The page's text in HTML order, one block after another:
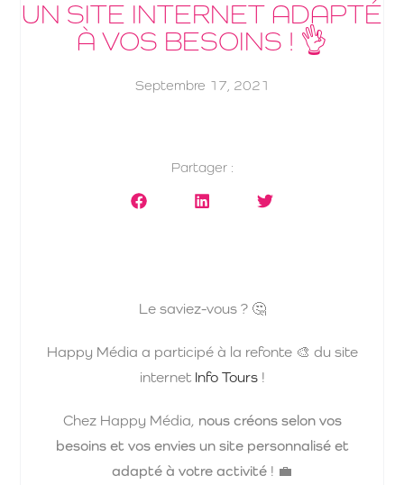
UN SITE INTERNET ADAPTÉ
À VOS BESOINS ! 👌
Septembre 17, 2021
Partager :
Le saviez-vous ? 🤔
Happy Média a participé à la refonte 🎨 du site
internet Info Tours!
Chez Happy Média, nous créons selon vos
besoins et vos envies un site personnalisé et
adapté à votre activité ! 💼